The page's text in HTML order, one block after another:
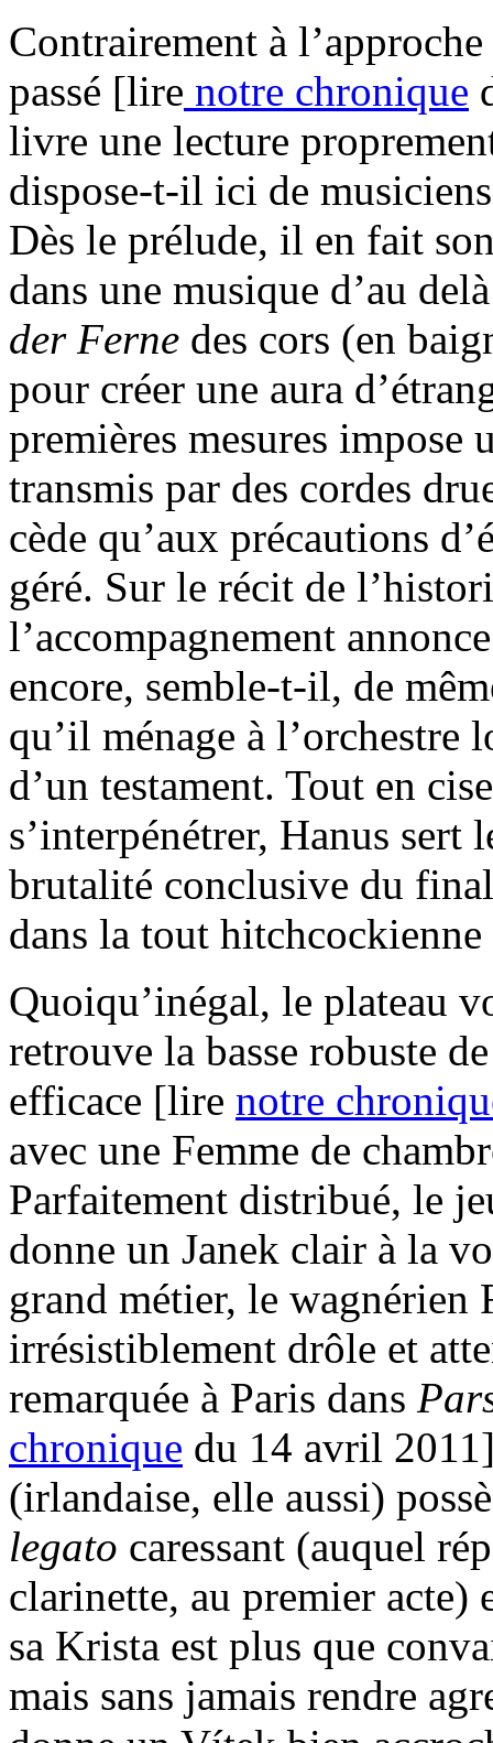
Contrairement à
passé [lire notre chronique
livre une lecture
dispose-t-il ici de
Dès le prélude, il en fait
dans une musique d’au
der Ferne des cors (en
pour créer une aura
premières mesures
transmis par des cordes
cède qu’aux précautions
géré. Sur le récit de
l’accompagnement
encore, semble-t-il, de
qu’il ménage à l’orchestre
d’un testament. Tout en
s’interpénétrer, Hanus sert
brutalité conclusive du
dans la tout
Quoiqu’inégal, le plateau
retrouve la basse robuste
efficace [lire notre
avec une Femme de
Parfaitement distribué, le
donne un Janek clair à la
grand métier, le wagnérien
irrésistiblement drôle et
remarquée à Paris dans
chronique du 14 avril
(irlandaise, elle aussi)
legato caressant (auquel
clarinette, au premier acte)
sa Krista est plus que
mais sans jamais rendre